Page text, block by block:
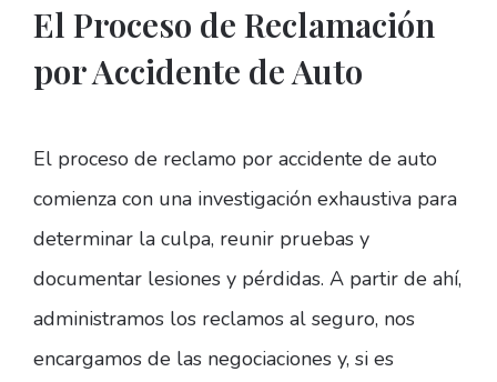
El Proceso de Reclamación
por Accidente de Auto
El proceso de reclamo por accidente de auto
comienza con una investigación exhaustiva para
determinar la culpa, reunir pruebas y
documentar lesiones y pérdidas. A partir de ahí,
administramos los reclamos al seguro, nos
encargamos de las negociaciones y, si es